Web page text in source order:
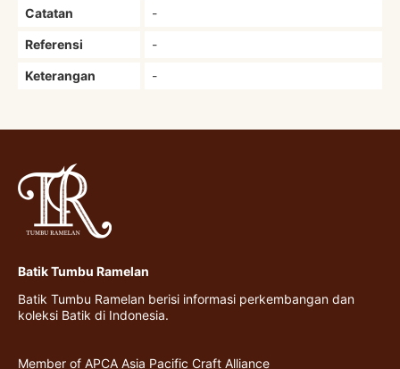
Catatan -
Referensi -
Keterangan -
Batik Tumbu Ramelan
Batik Tumbu Ramelan berisi informasi perkembangan dan
koleksi Batik di Indonesia.
Member of APCA Asia Pacific Craft Alliance